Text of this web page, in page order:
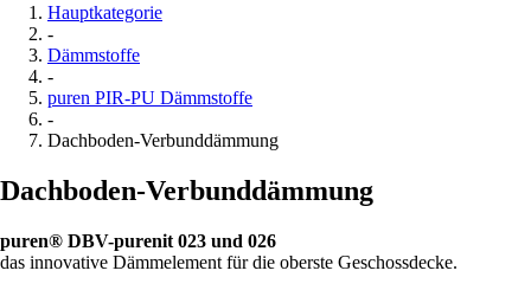
Hauptkategorie
-
Dämmstoffe
-
puren PIR-PU Dämmstoffe
-
Dachboden-Verbunddämmung
Dachboden-Verbunddämmung
puren® DBV-purenit 023 und 026
das innovative Dämmelement für die oberste Geschossdecke.